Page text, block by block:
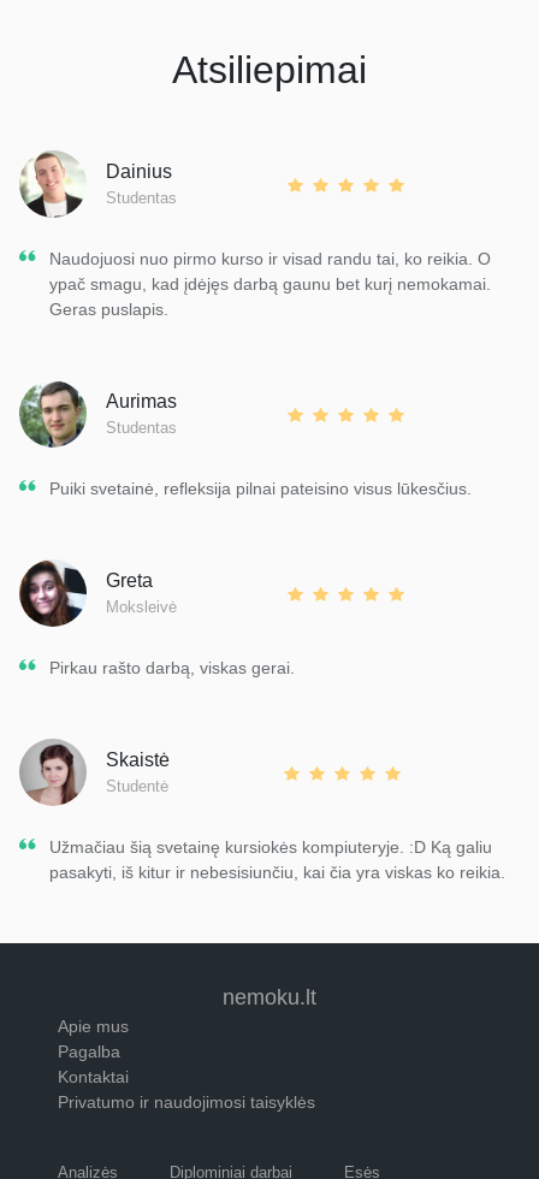
Atsiliepimai
Dainius
Studentas
Naudojuosi nuo pirmo kurso ir visad randu tai, ko reikia. O
ypač smagu, kad įdėjęs darbą gaunu bet kurį nemokamai.
Geras puslapis.
Aurimas
Studentas
Puiki svetainė, refleksija pilnai pateisino visus lūkesčius.
Greta
Moksleivė
Pirkau rašto darbą, viskas gerai.
Skaistė
Studentė
Užmačiau šią svetainę kursiokės kompiuteryje. :D Ką galiu
pasakyti, iš kitur ir nebesisiunčiu, kai čia yra viskas ko reikia.
nemoku.lt
Apie mus
Pagalba
Kontaktai
Privatumo ir naudojimosi taisyklės
Analizės Diplominiai darbai Esės